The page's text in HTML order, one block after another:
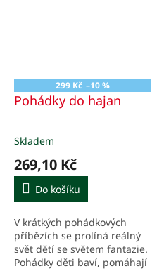
299 Kč –10 %
Pohádky do hajan
Průměrné
hodnocení
produktu
5,0
5
hvězdiček.
Skladem
269,10 Kč
Do košíku
V krátkých pohádkových
příbězích se prolíná reálný
svět dětí se světem fantazie.
Pohádky děti baví, pomáhají